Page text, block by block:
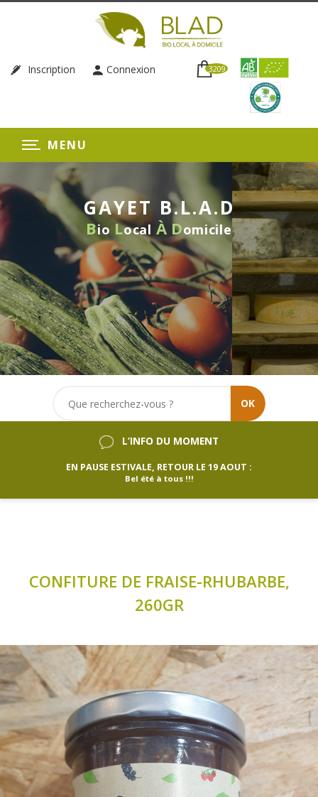
Inscription Connexion 3209
MENU
GAYET B.L.A.D
Bio Local À Domicile
LIVRAISON HEBDOMADAIRE
SANS ENGAGEMENT
OK
L’INFO DU MOMENT
EN PAUSE ESTIVALE, RETOUR LE 19 AOUT :
Bel été à tous !!!
CONFITURE DE FRAISE-RHUBARBE,
260GR